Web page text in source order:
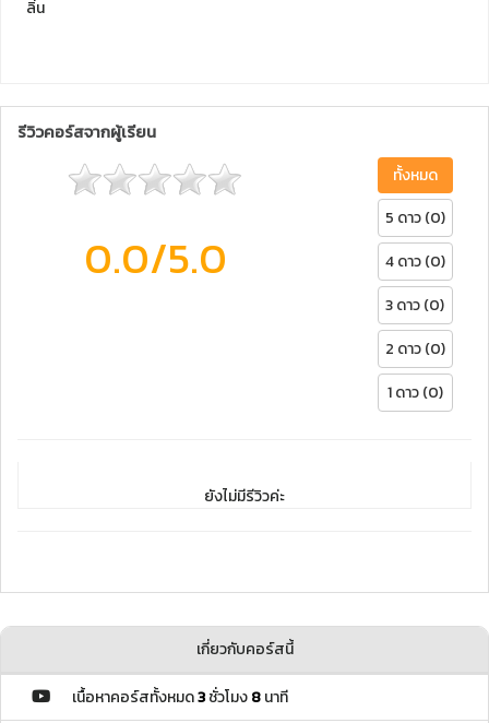
ลิ่น
รีวิวคอร์สจากผู้เรียน
0.0/5.0
ทั้งหมด
5 ดาว (0)
4 ดาว (0)
3 ดาว (0)
2 ดาว (0)
1 ดาว (0)
ยังไม่มีรีวิวค่ะ
เกี่ยวกับคอร์สนี้
เนื้อหาคอร์สทั้งหมด3ชั่วโมง8นาที